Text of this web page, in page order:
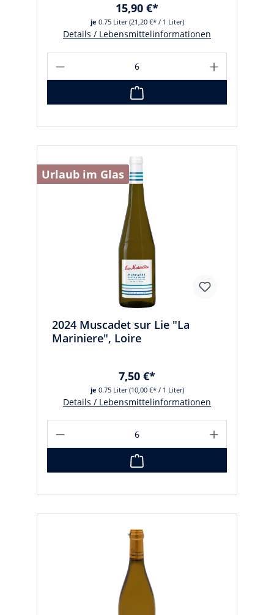
je 0.75 Liter(21,20 €* / 1 Liter)
15,90 €*
Details / Lebensmittelinformationen
Urlaub im Glas
2024 Muscadet sur Lie "La
Mariniere", Loire
je 0.75 Liter(10,00 €* / 1 Liter)
7,50 €*
Details / Lebensmittelinformationen